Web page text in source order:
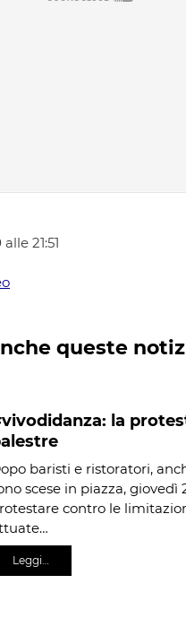
21:51
queste
la
baristi e ristoratori,
scese in piazza,
contro le
Leggi…